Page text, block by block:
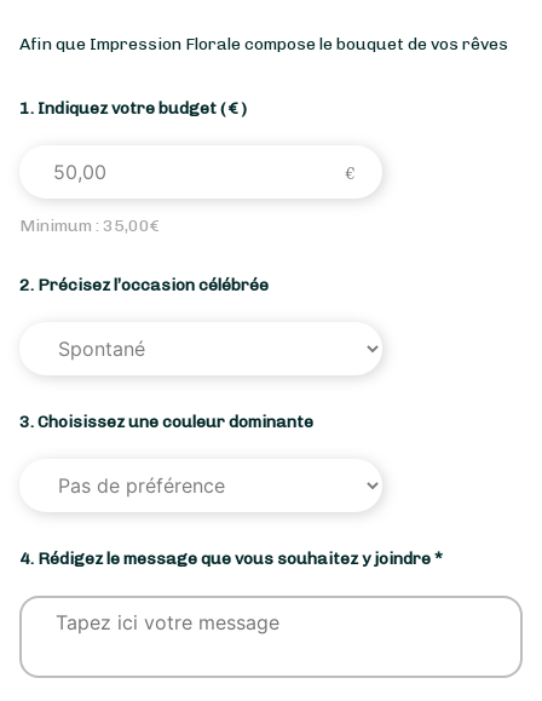
Afin que Impression Florale compose le bouquet de vos rêves
1. Indiquez votre budget( € )
Minimum : 35,00€
2. Précisez l’occasion célébrée
3. Choisissez une couleur dominante
4. Rédigez le message que vous souhaitez y joindre *